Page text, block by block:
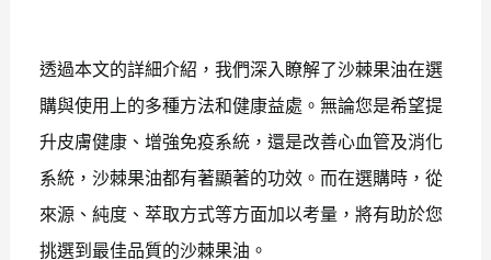
透過本文的詳細介紹，我們深入瞭解了沙棘果油在選
購與使用上的多種方法和健康益處。無論您是希望提
升皮膚健康、增強免疫系統，還是改善心血管及消化
系統，沙棘果油都有著顯著的功效。而在選購時，從
來源、純度、萃取方式等方面加以考量，將有助於您
挑選到最佳品質的沙棘果油。